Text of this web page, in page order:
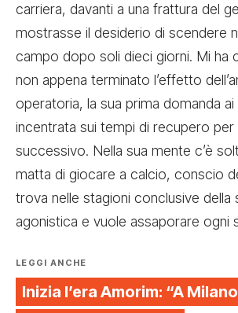
carriera, davanti a una frattura del
mostrasse il desiderio di scendere
campo dopo soli dieci giorni. Mi ha
non appena terminato l’effetto
operatoria, la sua prima domanda
incentrata sui tempi di recupero per
successivo. Nella sua mente c’è
matta di giocare a calcio, conscio
trova nelle stagioni conclusive della
agonistica e vuole assaporare ogni
LEGGI ANCHE
Inizia l’era Amorim: “A